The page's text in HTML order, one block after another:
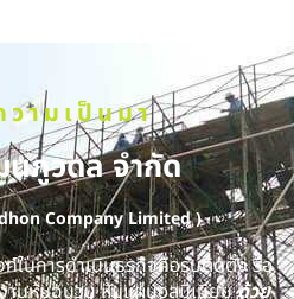
วามเป็นมา
ภูวดล จำกัด
Company Limited )
ค์ในการดำเนินธุรกิจคือรับติดตั้ง รื้อ
งานหุ้มฉนวน หุ้มแผ่นอลูมิเนียมด้วย